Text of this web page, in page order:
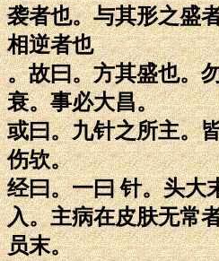
袭者也。与其形之盛
相逆者也
。故曰。方其盛也。
衰。事必大昌。
或曰。九针之所主。
伤欤。
经曰。一曰 针。头大
入。主病在皮肤无常
员末。